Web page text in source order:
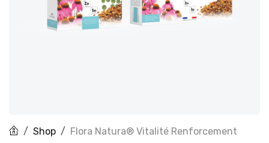
Shop Flora Natura® Vitalité Renforcement